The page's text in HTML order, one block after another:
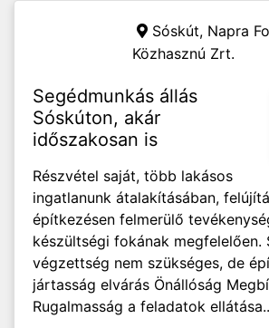
Sóskút, Napra
Közhasznú Zrt.
Segédmunkás állás
Sóskúton, akár
időszakosan is
Részvétel saját, több lakásos
ingatlanunk átalakításában,
építkezésen felmerülő
készültségi fokának megfelelően.
végzettség nem szükséges, de
jártasság elvárás Önállóság
Rugalmasság a feladatok